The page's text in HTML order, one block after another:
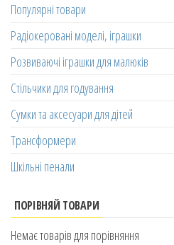
Популярні товари
Радіокеровані моделі, іграшки
Розвиваючі іграшки для малюків
Стільчики для годування
Сумки та аксесуари для дітей
Трансформери
Шкільні пенали
ПОРІВНЯЙ ТОВАРИ
Немає товарів для порівняння